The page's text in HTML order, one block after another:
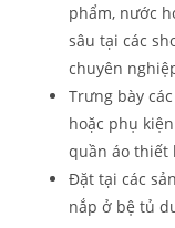
phẩm, nước
sâu tại các
chuyên
Trưng bày
hoặc phụ
quần áo thiết
Đặt tại các
nắp ở bệ tủ